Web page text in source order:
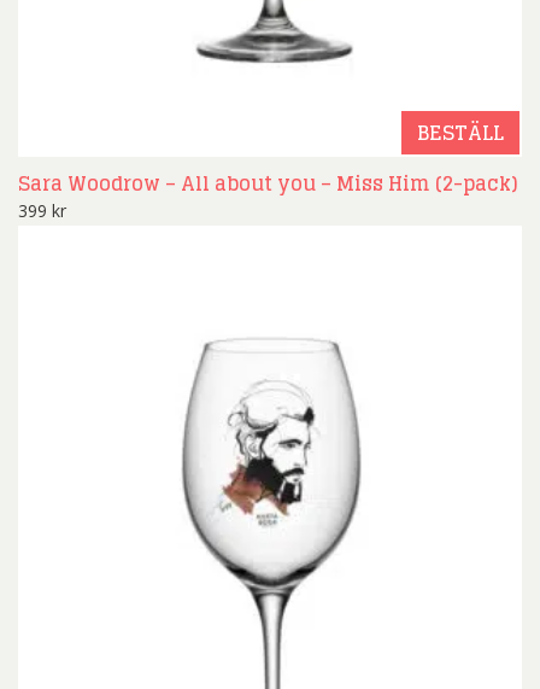
BESTÄLL
Sara Woodrow – All about you – Miss Him (2-pack)
399 kr